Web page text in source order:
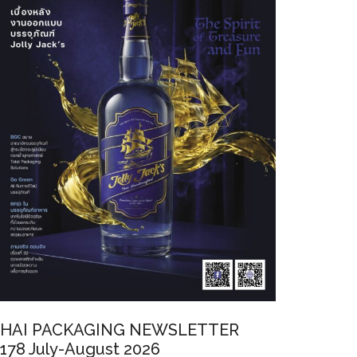
PACKAGING NEWSLETTER
July-August 2026